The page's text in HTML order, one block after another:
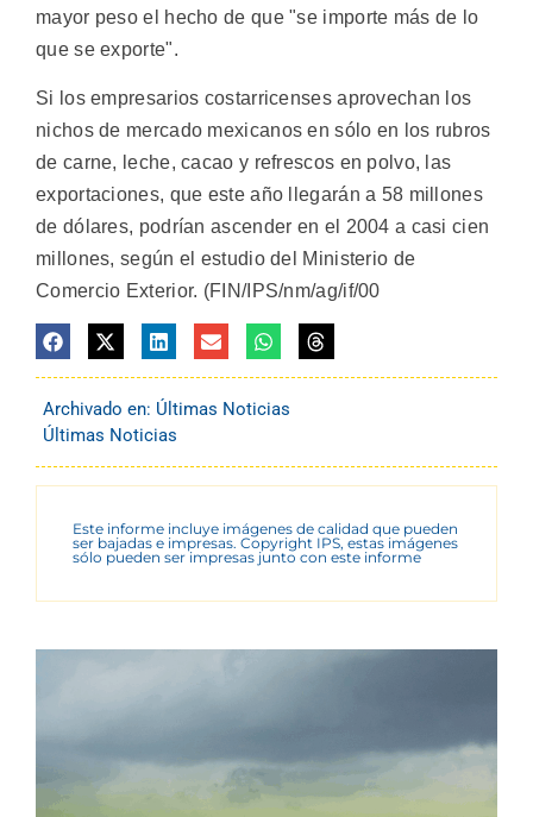
mayor peso el hecho de que "se importe más de lo
que se exporte".
Si los empresarios costarricenses aprovechan los
nichos de mercado mexicanos en sólo en los rubros
de carne, leche, cacao y refrescos en polvo, las
exportaciones, que este año llegarán a 58 millones
de dólares, podrían ascender en el 2004 a casi cien
millones, según el estudio del Ministerio de
Comercio Exterior. (FIN/IPS/nm/ag/if/00
Archivado en: Últimas Noticias
Últimas Noticias
Este informe incluye imágenes de calidad que pueden
ser bajadas e impresas. Copyright IPS, estas imágenes
sólo pueden ser impresas junto con este informe